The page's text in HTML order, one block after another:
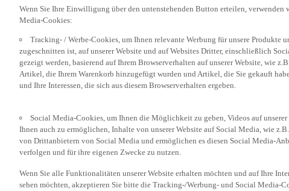
Media-Cookies:
zugeschnitten ist, auf unserer Website und auf Websites Dritter, einschließlich
gezeigt werden, basierend auf Ihrem Browserverhalten auf unserer Website, wie
Artikel, die Ihrem Warenkorb hinzugefügt wurden und Artikel, die Sie gekauft
und Ihre Interessen, die sich aus diesem Browserverhalten ergeben.
Ihnen auch zu ermöglichen, Inhalte von unserer Website auf Social Media, wie
von Drittanbietern von Social Media und ermöglichen es diesen Social Media-
verfolgen und für ihre eigenen Zwecke zu nutzen.
sehen möchten, akzeptieren Sie bitte die Tracking-/Werbung- und Social Media-
„Akzeptieren“ klicken. Wenn Sie diese Cookies nicht oder nur bestimmte